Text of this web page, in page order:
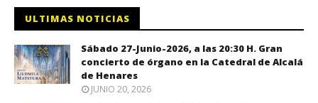
ULTIMAS NOTICIAS
Sábado 27-Junio-2026, a las 20:30 H. Gran
concierto de órgano en la Catedral de Alcalá
de Henares
JUNIO 20, 2026